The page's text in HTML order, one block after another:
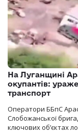
На Луганщині
окупантів:
транспорт
Оператори ББпС
Слобожанської
ключових об’єктах